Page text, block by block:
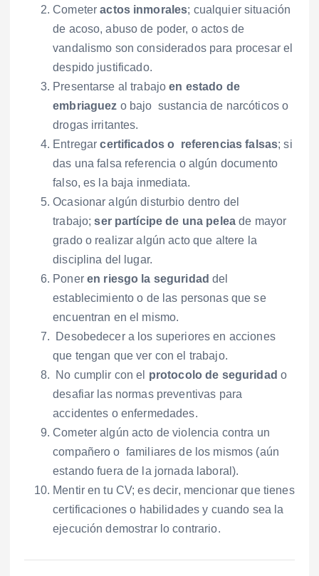
Cometeractos inmorales; cualquier situación
de acoso, abuso de poder, o actos de
vandalismo son considerados para procesar el
despido justificado.
Presentarse al trabajoen estado de
embriaguez o bajo sustancia de narcóticos o
drogas irritantes.
Entregarcertificados o referencias falsas; si
das una falsa referencia o algún documento
falso, es la baja inmediata.
Ocasionar algún disturbio dentro del
trabajo;ser partícipe de una pelea de mayor
grado o realizar algún acto que altere la
disciplina del lugar.
Poner en riesgo la seguridad del
establecimiento o de las personas que se
encuentran en el mismo.
Desobedecer a los superiores en acciones
que tengan que ver con el trabajo.
No cumplir con el protocolo de seguridad o
desafiar las normas preventivas para
accidentes o enfermedades.
Cometer algún acto de violencia contra un
compañero o familiares de los mismos (aún
estando fuera de la jornada laboral).
Mentir en tu CV; es decir, mencionar que tienes
certificaciones o habilidades y cuando sea la
ejecución demostrar lo contrario.